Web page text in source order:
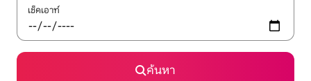
เช็คเอาท์
ค้นหา